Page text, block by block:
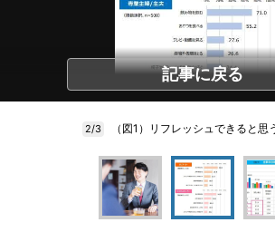
記事に戻る
2/3 （図1）リフレッシュできると思